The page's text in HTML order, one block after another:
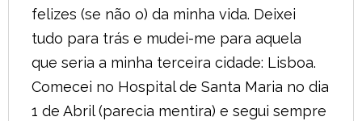
felizes (se não o) da minha vida. Deixei
tudo para trás e mudei-me para aquela
que seria a minha terceira cidade: Lisboa.
Comecei no Hospital de Santa Maria no dia
1 de Abril (parecia mentira) e segui sempre